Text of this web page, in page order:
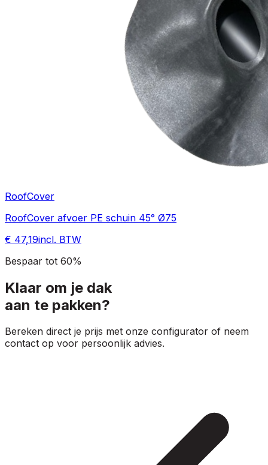
RoofCover
RoofCover afvoer PE schuin 45° Ø75
€ 47,19incl. BTW
Bespaar tot 60%
Klaar om je dak
aan te pakken?
Bereken direct je prijs met onze configurator of neem
contact op voor persoonlijk advies.